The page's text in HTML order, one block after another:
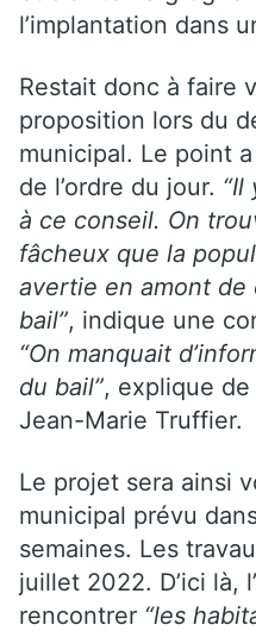
l’implantation dans
Restait donc à faire
proposition lors du
municipal. Le point
de l’ordre du jour. “Il
à ce conseil. On
fâcheux que la
avertie en amont
bail”, indique une
“On manquait
du bail”, explique
Jean-Marie Truffier.
Le projet sera ainsi
municipal prévu
semaines. Les
juillet 2022. D’ici là,
rencontrer “les